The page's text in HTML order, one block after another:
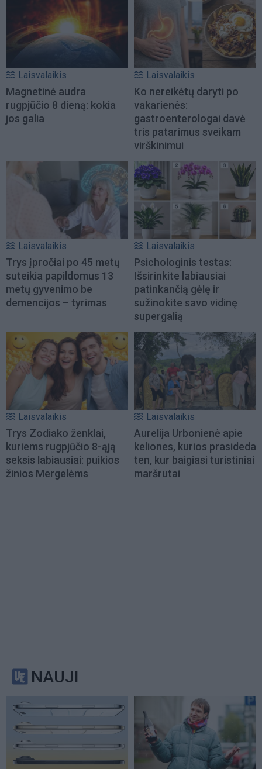
Laisvalaikis
Magnetinė audra
rugpjūčio 8 dieną: kokia
jos galia
Laisvalaikis
Ko nereikėtų daryti po
vakarienės:
gastroenterologai davė
tris patarimus sveikam
virškinimui
Laisvalaikis
Trys įpročiai po 45 metų
suteikia papildomus 13
metų gyvenimo be
demencijos – tyrimas
Laisvalaikis
Psichologinis testas:
Išsirinkite labiausiai
patinkančią gėlę ir
sužinokite savo vidinę
supergalią
Laisvalaikis
Trys Zodiako ženklai,
kuriems rugpjūčio 8-ąją
seksis labiausiai: puikios
žinios Mergelėms
Laisvalaikis
Aurelija Urbonienė apie
keliones, kurios prasideda
ten, kur baigiasi turistiniai
maršrutai
NAUJI